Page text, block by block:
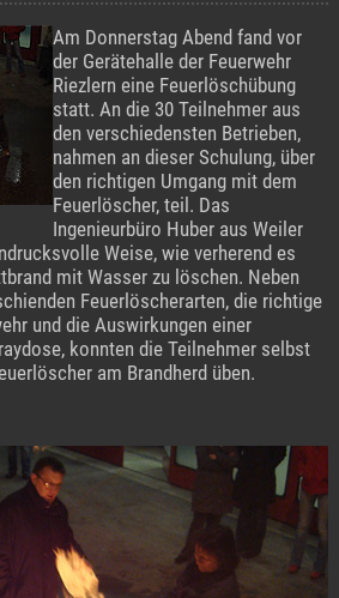
Am Donnerstag Abend fand vor
der Gerätehalle der Feuerwehr
Riezlern eine Feuerlöschübung
statt. An die 30 Teilnehmer aus
den verschiedensten Betrieben,
nahmen an dieser Schulung, über
den richtigen Umgang mit dem
Feuerlöscher, teil. Das
Ingenieurbüro Huber aus Weiler
Weise, wie verherend es
mit Wasser zu löschen. Neben
Feuerlöscherarten, die richtige
und die Auswirkungen einer
konnten die Teilnehmer selbst
am Brandherd üben.